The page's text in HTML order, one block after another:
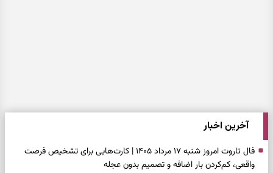
آخرین اخبار
فال تاروت امروز شنبه ۱۷ مرداد ۱۴۰۵ | کارت‌هایی برای تشخیص فرصت
واقعی، کم‌کردن بار اضافه و تصمیم بدون عجله